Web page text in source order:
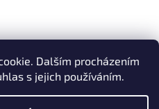
Dalším procházením
s jejich používáním.